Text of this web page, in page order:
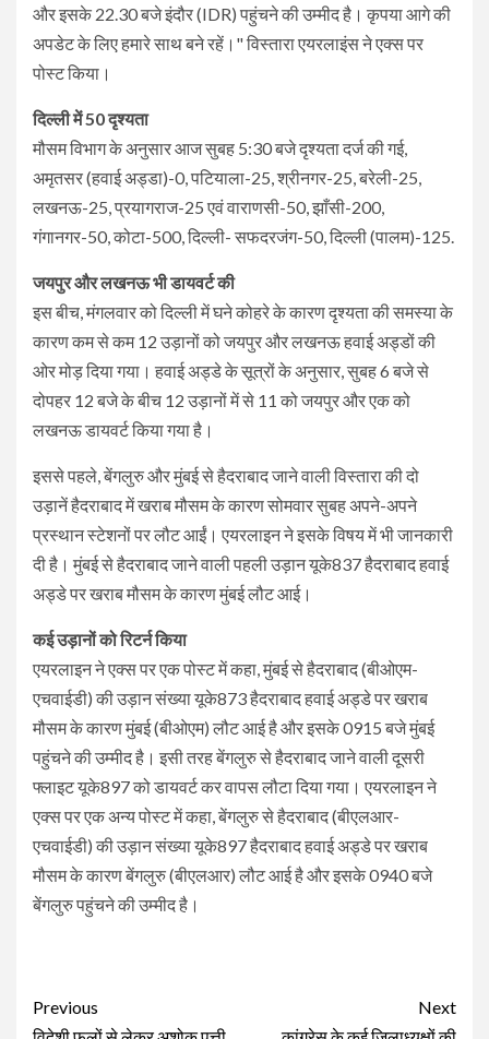
और इसके 22.30 बजे इंदौर (IDR) पहुंचने की उम्मीद है। कृपया आगे की
अपडेट के लिए हमारे साथ बने रहें।" विस्तारा एयरलाइंस ने एक्स पर
पोस्ट किया।
दिल्ली में 50 दृश्यता
मौसम विभाग के अनुसार आज सुबह 5:30 बजे दृश्यता दर्ज की गई,
अमृतसर (हवाई अड्डा)-0, पटियाला-25, श्रीनगर-25, बरेली-25,
लखनऊ-25, प्रयागराज-25 एवं वाराणसी-50, झाँसी-200,
गंगानगर-50, कोटा-500, दिल्ली- सफदरजंग-50, दिल्ली (पालम)-125.
जयपुर और लखनऊ भी डायवर्ट की
इस बीच, मंगलवार को दिल्ली में घने कोहरे के कारण दृश्यता की समस्या के
कारण कम से कम 12 उड़ानों को जयपुर और लखनऊ हवाई अड्डों की
ओर मोड़ दिया गया। हवाई अड्डे के सूत्रों के अनुसार, सुबह 6 बजे से
दोपहर 12 बजे के बीच 12 उड़ानों में से 11 को जयपुर और एक को
लखनऊ डायवर्ट किया गया है।
इससे पहले, बेंगलुरु और मुंबई से हैदराबाद जाने वाली विस्तारा की दो
उड़ानें हैदराबाद में खराब मौसम के कारण सोमवार सुबह अपने-अपने
प्रस्थान स्टेशनों पर लौट आईं। एयरलाइन ने इसके विषय में भी जानकारी
दी है। मुंबई से हैदराबाद जाने वाली पहली उड़ान यूके837 हैदराबाद हवाई
अड्डे पर खराब मौसम के कारण मुंबई लौट आई।
कई उड़ानों को रिटर्न किया
एयरलाइन ने एक्स पर एक पोस्ट में कहा, मुंबई से हैदराबाद (बीओएम-
एचवाईडी) की उड़ान संख्या यूके873 हैदराबाद हवाई अड्डे पर खराब
मौसम के कारण मुंबई (बीओएम) लौट आई है और इसके 0915 बजे मुंबई
पहुंचने की उम्मीद है। इसी तरह बेंगलुरु से हैदराबाद जाने वाली दूसरी
फ्लाइट यूके897 को डायवर्ट कर वापस लौटा दिया गया। एयरलाइन ने
एक्स पर एक अन्य पोस्ट में कहा, बेंगलुरु से हैदराबाद (बीएलआर-
एचवाईडी) की उड़ान संख्या यूके897 हैदराबाद हवाई अड्डे पर खराब
मौसम के कारण बेंगलुरु (बीएलआर) लौट आई है और इसके 0940 बजे
बेंगलुरु पहुंचने की उम्मीद है।
Continue
Previous
Next